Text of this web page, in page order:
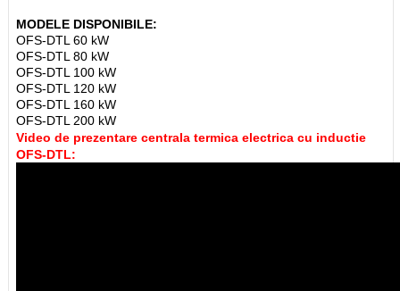
MODELE DISPONIBILE:
OFS-DTL 60 kW
OFS-DTL 80 kW
OFS-DTL 100 kW
OFS-DTL 120 kW
OFS-DTL 160 kW
OFS-DTL 200 kW
Video de prezentare centrala termica electrica cu inductie
OFS-DTL: